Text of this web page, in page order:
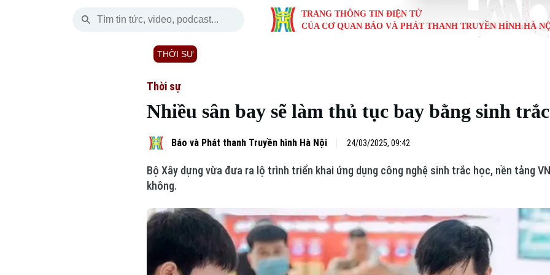
TRANG THÔNG TIN ĐIỆN TỬ
CỦA CƠ QUAN BÁO VÀ PHÁT THANH TRUYỀN HÌNH HÀ
THỜI SỰ
Hà Nội
Chính trị
Xã hội
An ninh trật tự
Người Hà Nội
Khoảnh khắc Hà Nội
Ẩm thực
Quân sự
Hồ sơ
Người Việt 4 phương
Cafe sáng
Tài chính Ngân hàng
Doanh nghiệp
Đầu tư
Căn hộ
Đất đai
Tàu
Xe máy
Thị trường
Tuyển sinh Làng nghề Dinh
Thời sự
Nhiều sân bay sẽ làm thủ tục bay bằng sinh
Báo và Phát thanh Truyền hình Hà Nội 24/03/2025, 09:42
Bộ Xây dựng vừa đưa ra lộ trình triển khai ứng dụng công nghệ sinh trắc học, nền tảng
không.